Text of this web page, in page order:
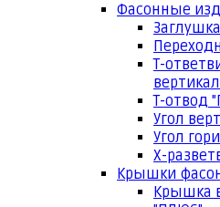
Фасонные
Т-
Т-отвод
Угол
Угол
Х-
Крышки
Крышка